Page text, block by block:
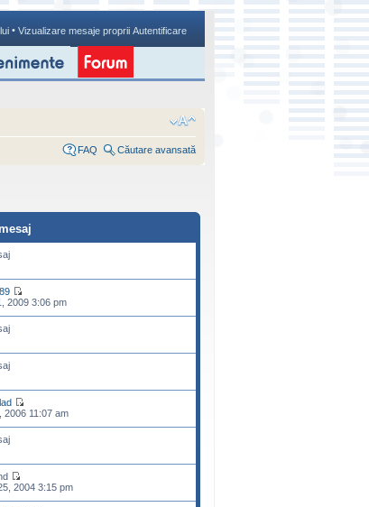
• Vizualizare mesaje proprii Autentificare
FAQ Căutare avansată
2009 3:06 pm
2006 11:07 am
2004 3:15 pm